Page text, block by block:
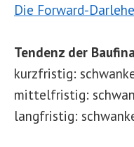
Die Forward-
Tendenz der
kurzfristig:
mittelfristig:
langfristig: